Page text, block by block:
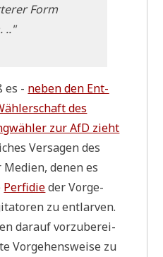
Form
.."
es - neben den Ent­
des
zur AfD zieht
Ver­sa­gen des
denen es
Per­fi­dieder Vor­ge­
zu ent­lar­ven.
dar­auf vor­zu­be­rei­
Vor­ge­hens­wei­se zu